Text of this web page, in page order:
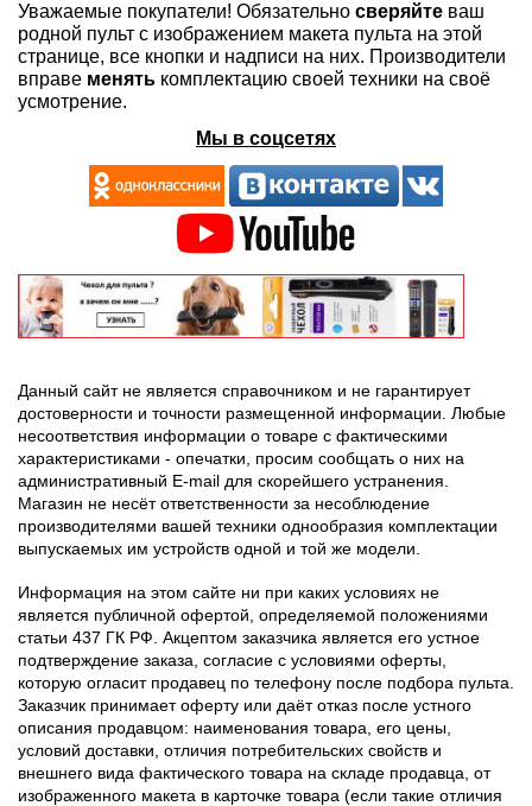
Уважаемые покупатели! Обязательно сверяйте ваш
родной пульт с изображением макета пульта на этой
странице, все кнопки и надписи на них. Производители
вправе менять комплектацию своей техники на своё
усмотрение.
Мы в соцсетях
Данный сайт не является справочником и не гарантирует
достоверности и точности размещенной информации. Любые
несоответствия информации о товаре с фактическими
характеристиками - опечатки, просим сообщать о них на
административный E-mail для скорейшего устранения.
Магазин не несёт ответственности за несоблюдение
производителями вашей техники однообразия комплектации
выпускаемых им устройств одной и той же модели.
Информация на этом сайте ни при каких условиях не
является публичной офертой, определяемой положениями
статьи 437 ГК РФ. Акцептом заказчика является его устное
подтверждение заказа, согласие с условиями оферты,
которую огласит продавец по телефону после подбора пульта.
Заказчик принимает оферту или даёт отказ после устного
описания продавцом: наименования товара, его цены,
условий доставки, отличия потребительских свойств и
внешнего вида фактического товара на складе продавца, от
изображенного макета в карточке товара (если такие отличия